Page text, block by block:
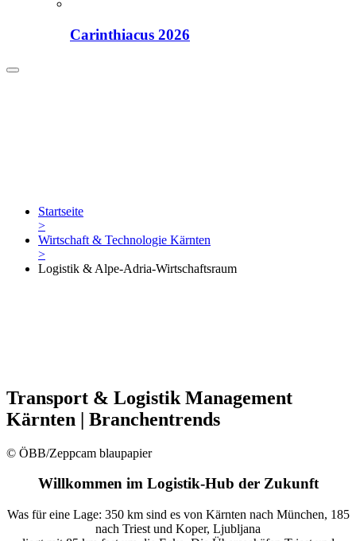
Carinthiacus 2026
Startseite
>
Wirtschaft & Technologie Kärnten
>
Logistik & Alpe-Adria-Wirtschaftsraum
Transport & Logistik Management
Kärnten | Branchentrends
© ÖBB/Zeppcam blaupapier
Willkommen im Logistik-Hub der Zukunft
Was für eine Lage: 350 km sind es von Kärnten nach München, 185
nach Triest und Koper, Ljubljana